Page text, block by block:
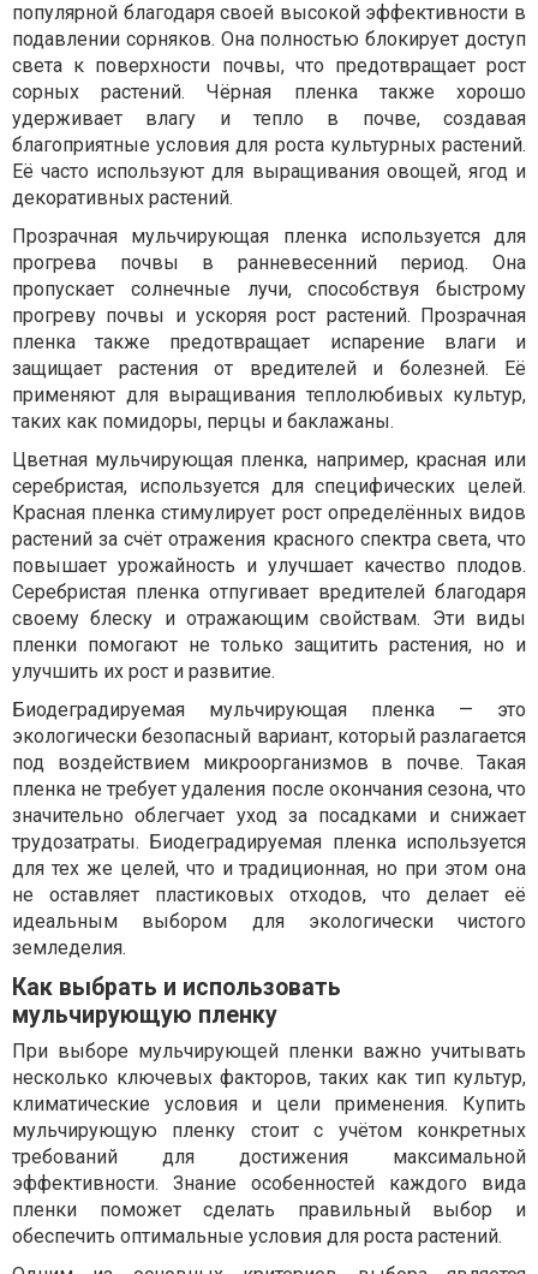
популярной благодаря своей высокой эффективности в
подавлении сорняков. Она полностью блокирует доступ
света к поверхности почвы, что предотвращает рост
сорных растений. Чёрная пленка также хорошо
удерживает влагу и тепло в почве, создавая
благоприятные условия для роста культурных растений.
Её часто используют для выращивания овощей, ягод и
декоративных растений.
Прозрачная мульчирующая пленка используется для
прогрева почвы в ранневесенний период. Она
пропускает солнечные лучи, способствуя быстрому
прогреву почвы и ускоряя рост растений. Прозрачная
пленка также предотвращает испарение влаги и
защищает растения от вредителей и болезней. Её
применяют для выращивания теплолюбивых культур,
таких как помидоры, перцы и баклажаны.
Цветная мульчирующая пленка, например, красная или
серебристая, используется для специфических целей.
Красная пленка стимулирует рост определённых видов
растений за счёт отражения красного спектра света, что
повышает урожайность и улучшает качество плодов.
Серебристая пленка отпугивает вредителей благодаря
своему блеску и отражающим свойствам. Эти виды
пленки помогают не только защитить растения, но и
улучшить их рост и развитие.
Биодеградируемая мульчирующая пленка — это
экологически безопасный вариант, который разлагается
под воздействием микроорганизмов в почве. Такая
пленка не требует удаления после окончания сезона, что
значительно облегчает уход за посадками и снижает
трудозатраты. Биодеградируемая пленка используется
для тех же целей, что и традиционная, но при этом она
не оставляет пластиковых отходов, что делает её
идеальным выбором для экологически чистого
земледелия.
Как выбрать и использовать
мульчирующую пленку
При выборе мульчирующей пленки важно учитывать
несколько ключевых факторов, таких как тип культур,
климатические условия и цели применения. Купить
мульчирующую пленку стоит с учётом конкретных
требований для достижения максимальной
эффективности. Знание особенностей каждого вида
пленки поможет сделать правильный выбор и
обеспечить оптимальные условия для роста растений.